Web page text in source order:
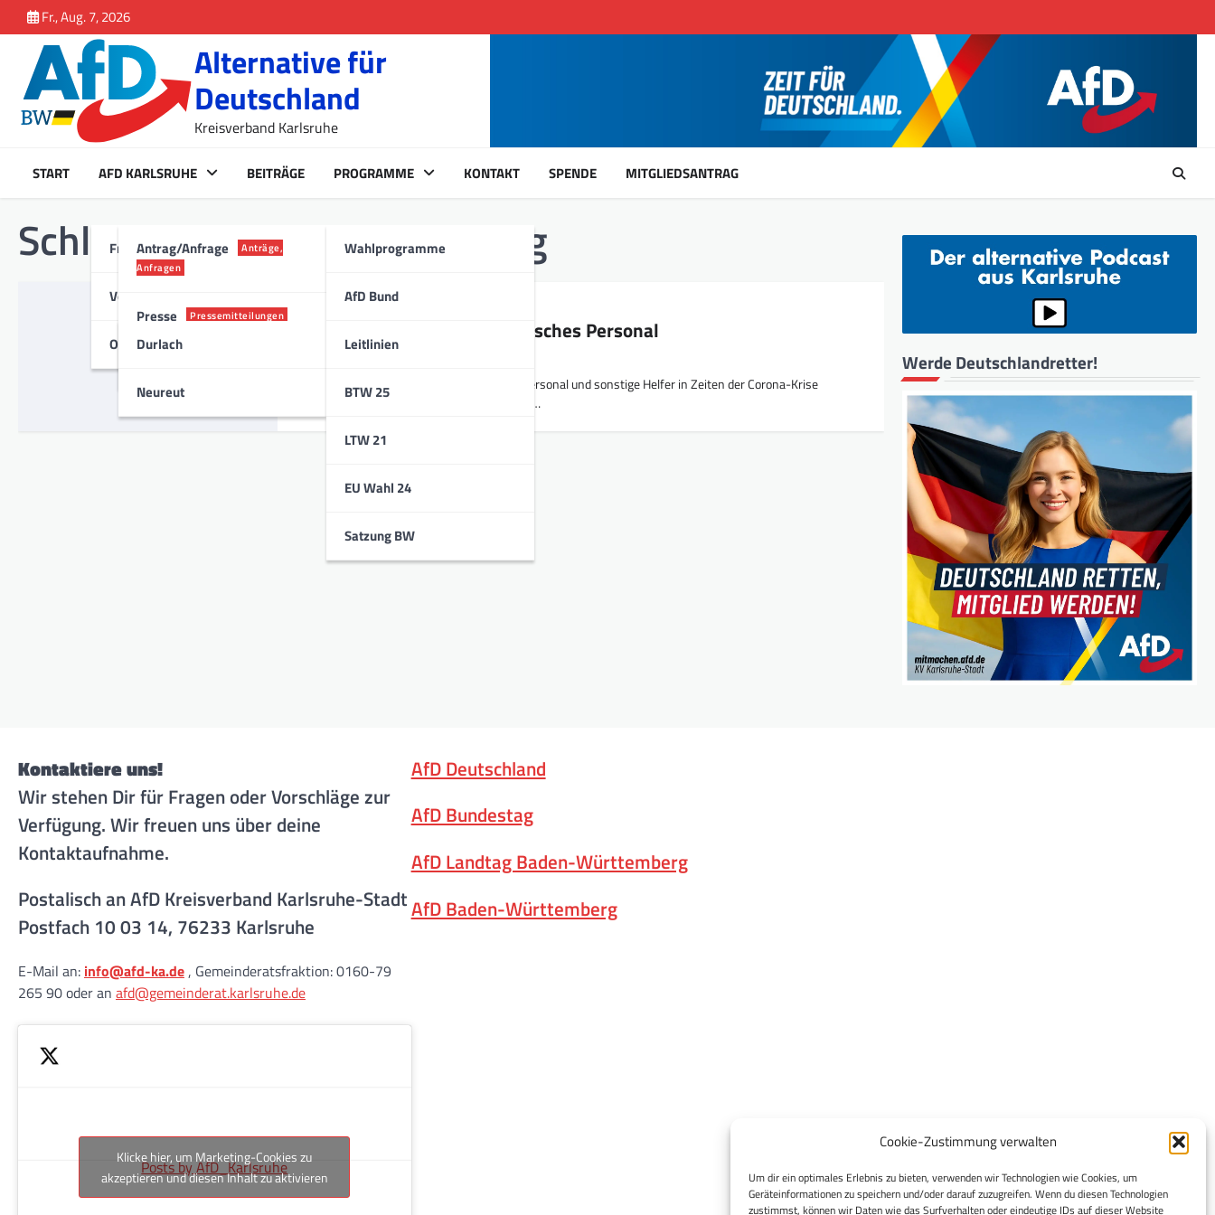
Cookie-Zustimmung verwalten
Um dir ein optimales Erlebnis zu bieten, verwenden wir Technologien wie Cookies, um
Geräteinformationen zu speichern und/oder darauf zuzugreifen. Wenn du diesen Technologien
zustimmst, können wir Daten wie das Surfverhalten oder eindeutige IDs auf dieser Website
springen
to
content
Fr., Aug. 7, 2026
Alternative für
Deutschland
Kreisverband Karlsruhe
START AFD KARLSRUHE
Fraktion Karlsruhe
Antrag/Anfrage
Anträge,
Anfragen
Presse Pressemitteilungen
Vorstand
Ortsverband
Durlach
Neureut
BEITRÄGE PROGRAMME
Wahlprogramme
AfD Bund
Leitlinien
BTW 25
LTW 21
EU Wahl 24
Satzung BW
KONTAKT SPENDE MITGLIEDSANTRAG
Schlagwort:Schutzausrüstung
ANTRAG/ANFRAGE
Schutzausrüstung für medizinisches Personal
Anfrage: Schutzausrüstung für medizinisches Personal und sonstige Helfer in Zeiten der Corona-Krise
1.Gibt es in Karlsruhe einen Krisenstab, der sich…
Werde Deutschlandretter!
Kontaktiere uns!
Wir stehen Dir für Fragen oder Vorschläge zur
Verfügung. Wir freuen uns über deine
Kontaktaufnahme.
Postalisch an AfD Kreisverband Karlsruhe-Stadt
Postfach 10 03 14, 76233 Karlsruhe
E-Mail an: info@afd-ka.de, Gemeinderatsfraktion: 0160-79
265 90 oder an afd@gemeinderat.karlsruhe.de
Posts by AfD_Karlsruhe
Klicke hier, um Marketing-Cookies zu
akzeptieren und diesen Inhalt zu aktivieren
AfD Deutschland
AfD Bundestag
AfD Landtag Baden-Württemberg
AfD Baden-Württemberg